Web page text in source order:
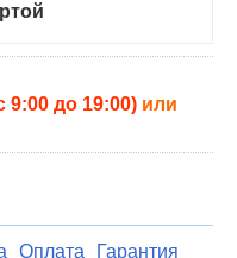
9:00 до 19:00) или
Оплата Гарантия